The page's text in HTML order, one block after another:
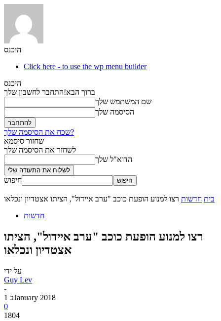
היכנס
Click here - to use the wp menu builder
היכנס
ברוך הבא!התחבר לחשבון שלך
שם המשתמש שלך
הסיסמה שלך
שכח את הסיסמה שלך?
שחזור סיסמא
לשחזר את הסיסמה שלך
הדוא"ל שלך
חיפוש
בית חדשות רצו למנוע הופעת כוכב "ערב איידול", הציתו אצטדיון ונכלאו
חדשות
רצו למנוע הופעת כוכב "ערב איידול", הציתו
אצטדיון ונכלאו
על ידי
Guy Lev
-
1 בJanuary 2018
0
1804